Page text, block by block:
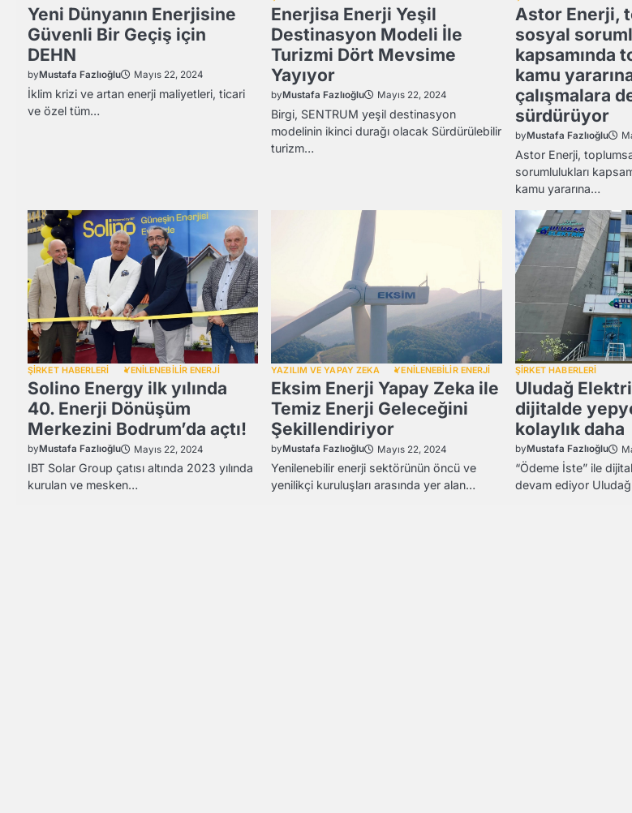
Yeni Dünyanın Enerjisine
Güvenli Bir Geçiş için
DEHN
byMustafa Fazlıoğlu Mayıs 22, 2024
İklim krizi ve artan enerji maliyetleri, ticari
ve özel tüm…
Enerjisa Enerji Yeşil
Destinasyon Modeli İle
Turizmi Dört Mevsime
Yayıyor
byMustafa Fazlıoğlu Mayıs 22, 2024
Birgi, SENTRUM yeşil destinasyon
modelinin ikinci durağı olacak Sürdürülebilir
turizm…
Astor Enerji,
sosyal
kapsamında
kamu
çalışmalara
sürdürüyor
byMustafa Fazlıoğlu
Astor Enerji,
sorumlulukları
kamu yararına…
ŞİRKET HABERLERİ YENİLENEBİLİR ENERJİ
Solino Energy ilk yılında
40. Enerji Dönüşüm
Merkezini Bodrum’da açtı!
byMustafa Fazlıoğlu Mayıs 22, 2024
IBT Solar Group çatısı altında 2023 yılında
kurulan ve mesken…
YAZILIM VE YAPAY ZEKA YENİLENEBİLİR ENERJİ
Eksim Enerji Yapay Zeka ile
Temiz Enerji Geleceğini
Şekillendiriyor
byMustafa Fazlıoğlu Mayıs 22, 2024
Yenilenebilir enerji sektörünün öncü ve
yenilikçi kuruluşları arasında yer alan…
ŞİRKET HABERLERİ
Uludağ
dijitalde
kolaylık daha
byMustafa Fazlıoğlu
“Ödeme İste” ile
devam ediyor